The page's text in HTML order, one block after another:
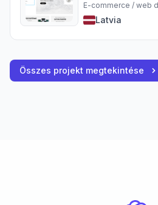
E-commerce / web
Latvia
Összes projekt megtekintése